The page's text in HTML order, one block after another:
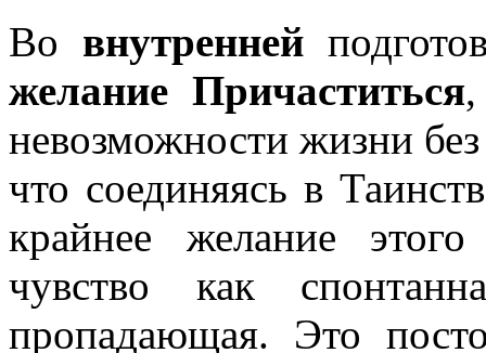
Во внутренней
желание Причаститься
невозможности жизни
что соединяясь в
крайнее желание
чувство как
пропадающая. Это